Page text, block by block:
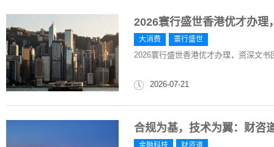
2026寰行盛世香港优才办理
大消费 寰行盛世
2026寰行盛世香港优才办理，资深文书
2026-07-21
合规为基，技术为翼：财咨
金融科技 财咨道